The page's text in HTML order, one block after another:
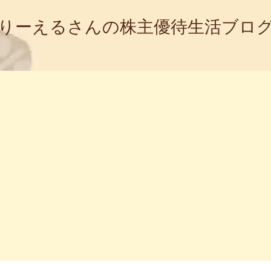
ーえるさんの株主優待生活ブロ